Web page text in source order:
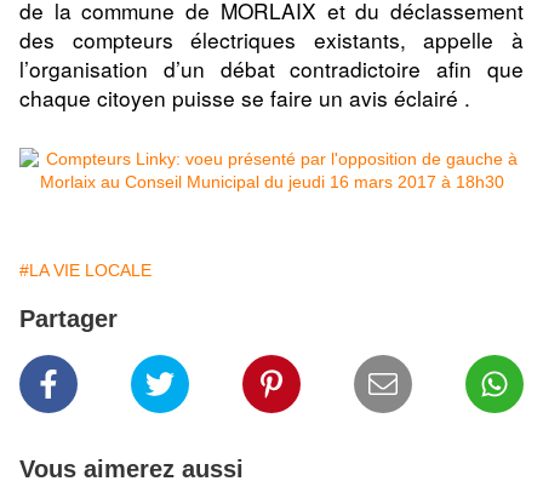
de la commune de MORLAIX et du déclassement
des compteurs électriques existants, appelle à
l’organisation d’un débat contradictoire afin que
chaque citoyen puisse se faire un avis éclairé .
#LA VIE LOCALE
Partager
Vous aimerez aussi